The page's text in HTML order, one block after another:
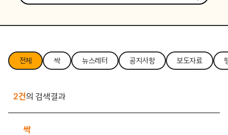
전체 싹 뉴스레터 공지사항 보도자료
2건의 검색결과
싹